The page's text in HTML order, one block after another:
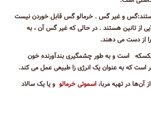
و غیر گس . خرمالو گس قابل خوردن نیست
از تانین هستند . در حالی که غیر گس آن ، به
از دست می دهند.
سکسکه است و به طور چشمگیری بندآورنده خون
که به عنوان یک انرژی زا طبیعی عمل می کند.
آن‌ها در تهیه مربا، اسموتی خرمالو و یا یک سالاد